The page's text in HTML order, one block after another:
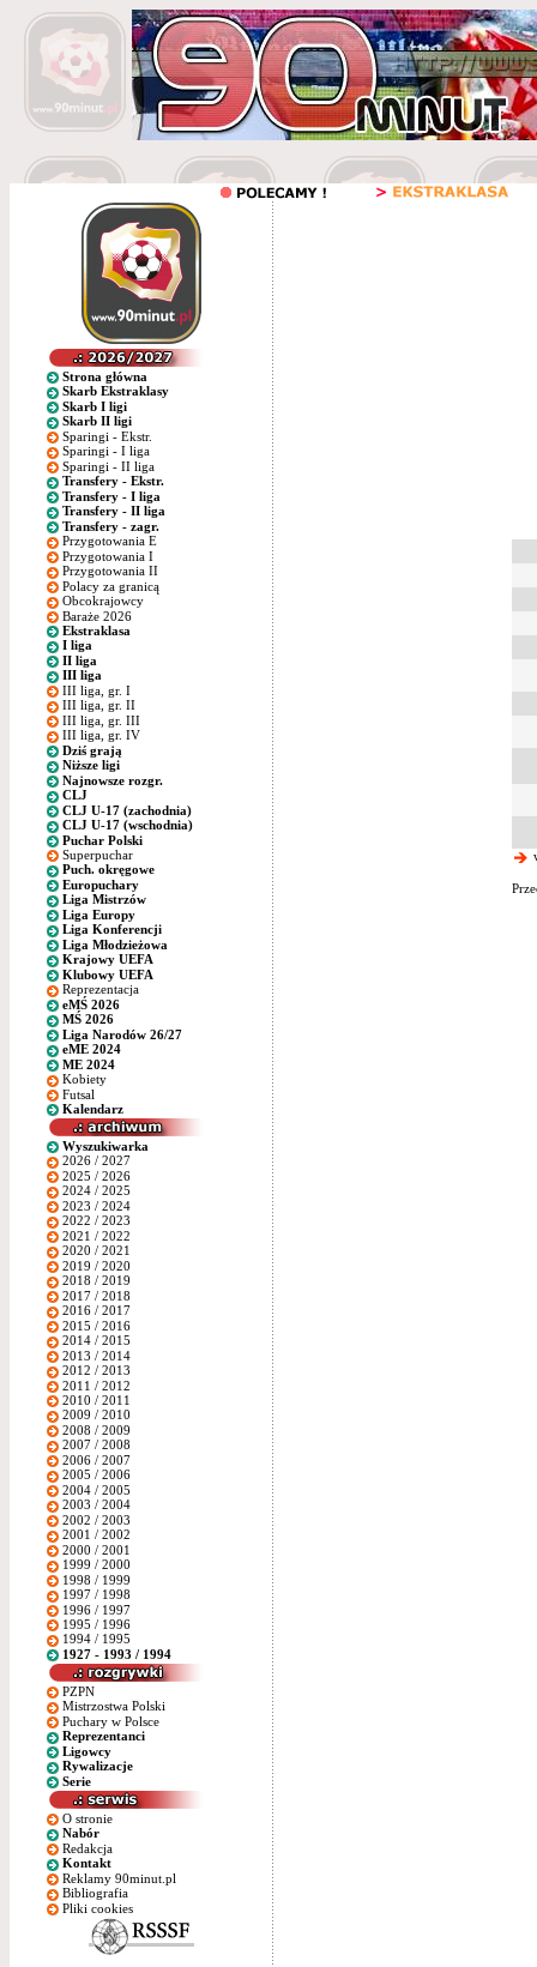
Strona główna
Skarb Ekstraklasy
Skarb I ligi
Skarb II ligi
Sparingi - Ekstr.
Sparingi - I liga
Sparingi - II liga
Transfery - Ekstr.
Transfery - I liga
Transfery - II liga
Transfery - zagr.
Przygotowania E
Przygotowania I
Przygotowania II
Polacy za granicą
Obcokrajowcy
Baraże 2026
Ekstraklasa
I liga
II liga
III liga
III liga, gr. I
III liga, gr. II
III liga, gr. III
III liga, gr. IV
Dziś grają
Niższe ligi
Najnowsze rozgr.
CLJ
CLJ U-17 (zachodnia)
CLJ U-17 (wschodnia)
Puchar Polski
Superpuchar
Puch. okręgowe
Europuchary
Liga Mistrzów
Liga Europy
Liga Konferencji
Liga Młodzieżowa
Krajowy UEFA
Klubowy UEFA
Reprezentacja
eMŚ 2026
MŚ 2026
Liga Narodów 26/27
eME 2024
ME 2024
Kobiety
Futsal
Kalendarz
Wyszukiwarka
2026 / 2027
2025 / 2026
2024 / 2025
2023 / 2024
2022 / 2023
2021 / 2022
2020 / 2021
2019 / 2020
2018 / 2019
2017 / 2018
2016 / 2017
2015 / 2016
2014 / 2015
2013 / 2014
2012 / 2013
2011 / 2012
2010 / 2011
2009 / 2010
2008 / 2009
2007 / 2008
2006 / 2007
2005 / 2006
2004 / 2005
2003 / 2004
2002 / 2003
2001 / 2002
2000 / 2001
1999 / 2000
1998 / 1999
1997 / 1998
1996 / 1997
1995 / 1996
1994 / 1995
1927 - 1993 / 1994
PZPN
Mistrzostwa Polski
Puchary w Polsce
Reprezentanci
Ligowcy
Rywalizacje
Serie
O stronie
Nabór
Redakcja
Kontakt
Reklamy 90minut.pl
Bibliografia
Pliki cookies